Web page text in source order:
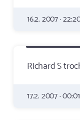
16.2. 2007 ·
Richard S
17.2. 2007 ·